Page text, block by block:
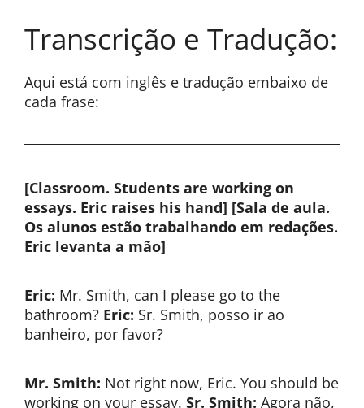
Transcrição e Tradução:
Aqui está com inglês e tradução embaixo de
cada frase:
[Classroom. Students are working on
essays. Eric raises his hand] [Sala de aula.
Os alunos estão trabalhando em redações.
Eric levanta a mão]
Eric: Mr. Smith, can I please go to the
bathroom? Eric: Sr. Smith, posso ir ao
banheiro, por favor?
Mr. Smith: Not right now, Eric. You should be
working on your essay. Sr. Smith: Agora não,